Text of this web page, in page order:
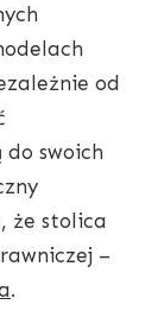
od
do swoich
że stolica
–
.